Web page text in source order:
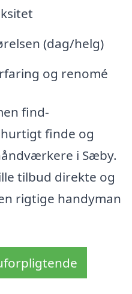
(dag/helg)
og renomé
find-
finde og
i Sæby.
tilbud direkte og
rigtige handyman